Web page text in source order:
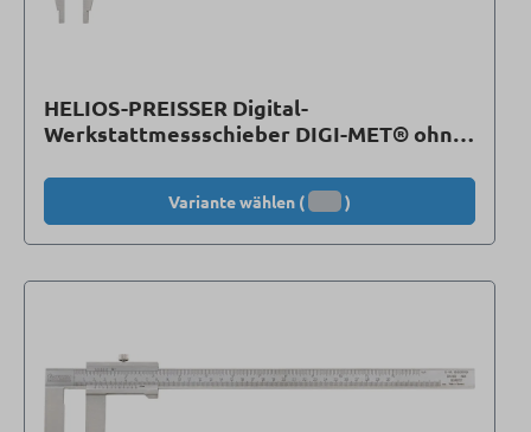
HELIOS-PREISSER Digital-
Werkstattmessschieber DIGI-MET® ohne
Variante wählen ( )